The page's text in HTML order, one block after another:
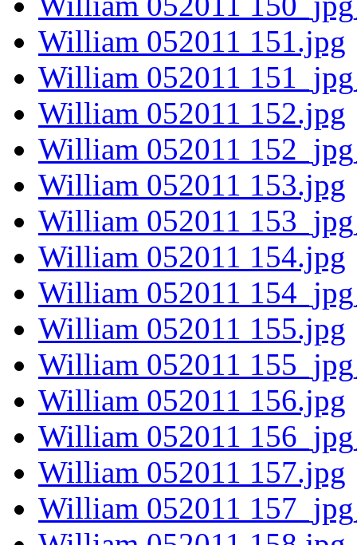
William 052011 151.jpg
William 052011
William 052011 152.jpg
William 052011
William 052011 153.jpg
William 052011
William 052011 154.jpg
William 052011
William 052011 155.jpg
William 052011
William 052011 156.jpg
William 052011
William 052011 157.jpg
William 052011